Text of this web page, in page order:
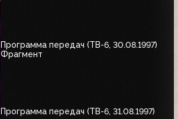
Программа передач (ТВ-6, 30.08.1997)
Фрагмент
Программа передач (ТВ-6, 31.08.1997)